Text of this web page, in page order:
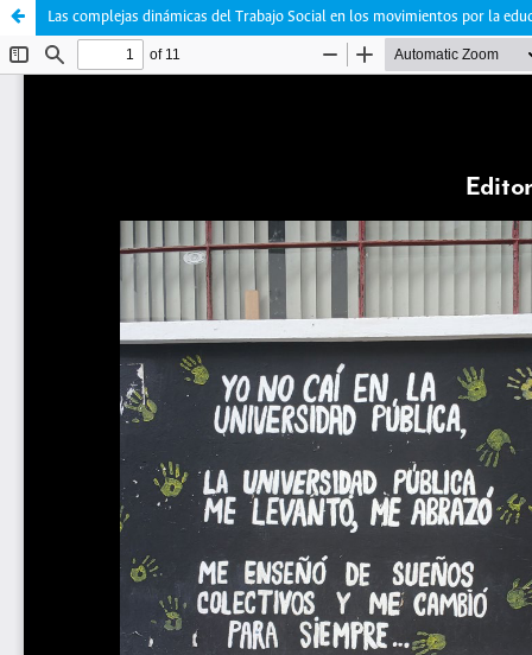
Las complejas dinámicas del Trabajo Social en los movimientos por la